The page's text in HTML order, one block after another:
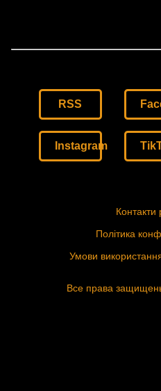
RSS
Instagram
Контакти
Політика
Умови
Все права